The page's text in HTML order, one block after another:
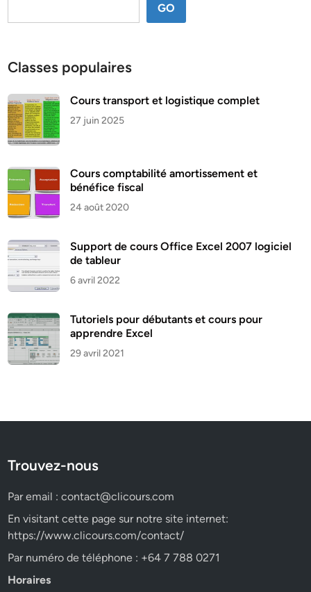
GO
Classes populaires
Cours transport et logistique complet
27 juin 2025
Cours comptabilité amortissement et
bénéfice fiscal
24 août 2020
Support de cours Office Excel 2007 logiciel
de tableur
6 avril 2022
Tutoriels pour débutants et cours pour
apprendre Excel
29 avril 2021
Trouvez-nous
Par email :contact@clicours.com
En visitant cette page sur notre site internet:
https://www.clicours.com/contact/
Par numéro de téléphone : +64 7 788 0271
Horaires